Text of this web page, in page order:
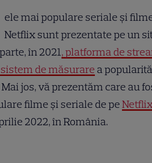
ele mai populare seriale și
Netflix sunt prezentate pe un
în 2021, platforma de
de măsurare a
jos, vă prezentăm care au
filme și seriale de pe
2022, în România.